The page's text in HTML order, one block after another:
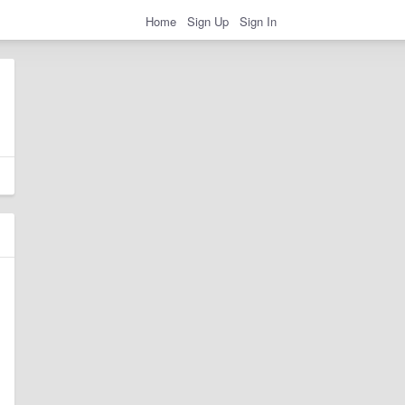
Home Sign Up Sign In